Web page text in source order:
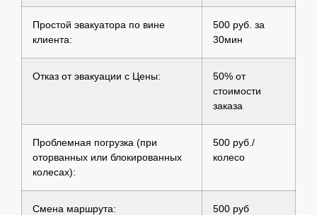
Простой эвакуатора по вине
клиента:
500 руб. за
30мин
Отказ от эвакуации с Цены:
50% от
стоимости
заказа
Проблемная погрузка (при
оторванных или блокированных
колесах):
500 руб./
колесо
Смена маршрута: 500 руб